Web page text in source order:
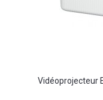
Vidéoprojecteur